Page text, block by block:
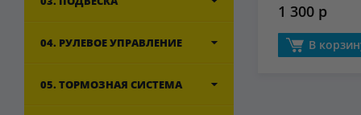
04. РУЛЕВОЕ УПРАВЛЕНИЕ
05. ТОРМОЗНАЯ СИСТЕМА
1 300 р
В